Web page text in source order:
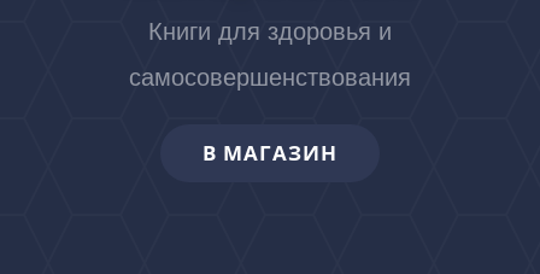
Книги для здоровья и
самосовершенствования
В МАГАЗИН